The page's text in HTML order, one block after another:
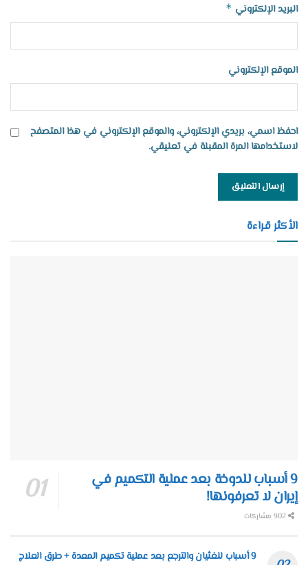
البريد الإلكتروني *
الموقع الإلكتروني
احفظ اسمي، بريدي الإلكتروني، والموقع الإلكتروني في هذا المتصفح
لاستخدامها المرة المقبلة في تعليقي.
الأكثر قراءة
9 أسباب للدوخة بعد عملية التكميم في
إيران لا تعرفونها!
9 أسباب للغثيان والترجع بعد عملية تكميم المعدة + طرق العلاج